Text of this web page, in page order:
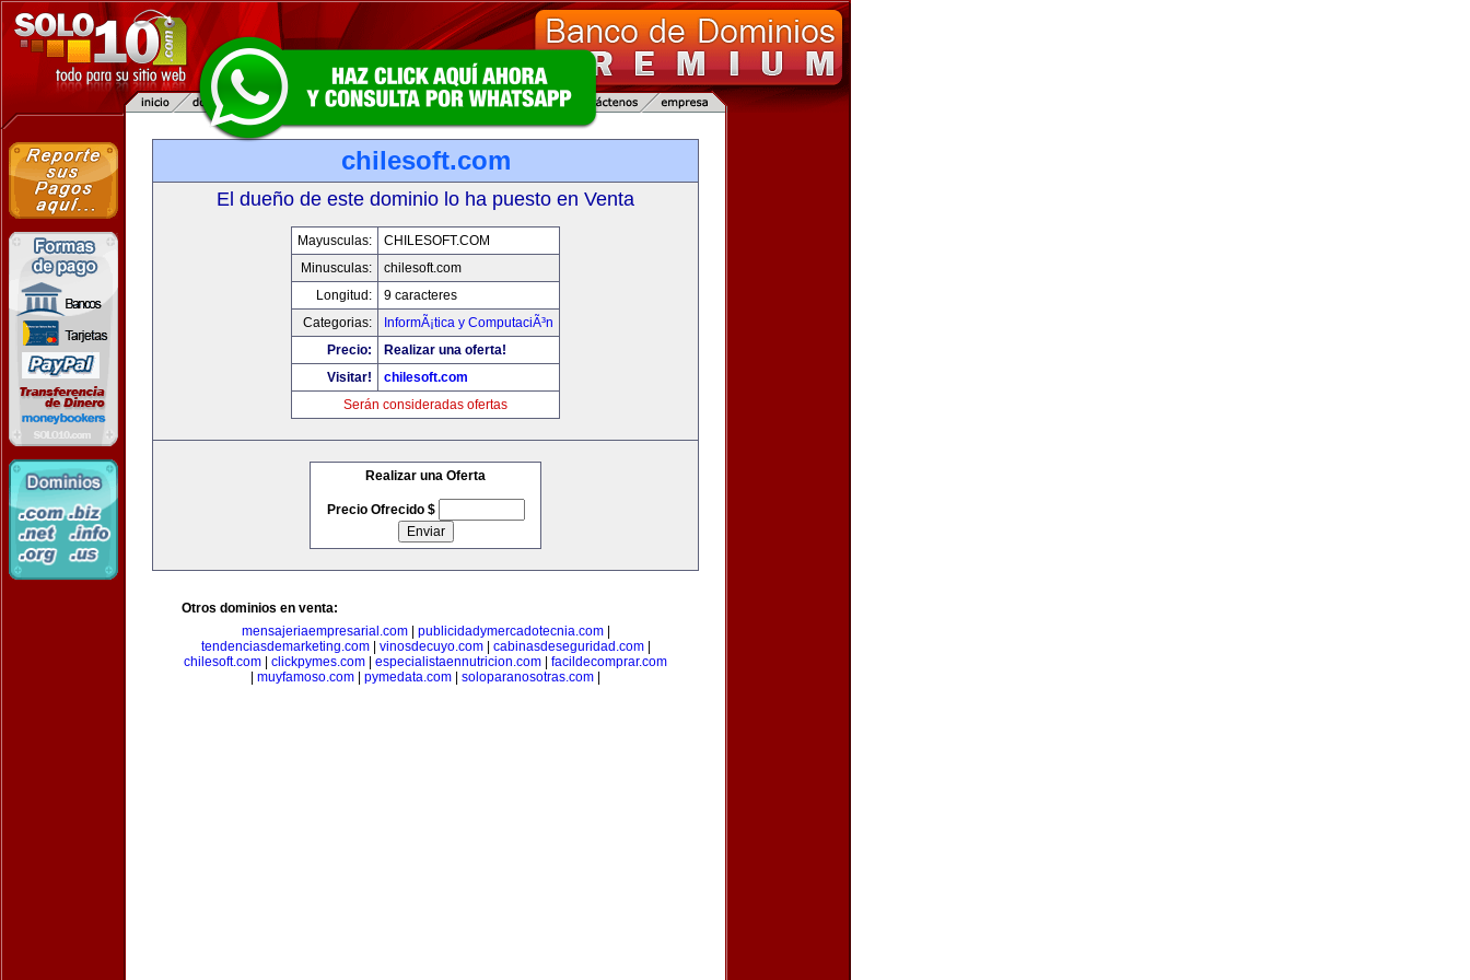
chilesoft.com
El dueño de este dominio lo ha puesto en Venta
Mayusculas:
CHILESOFT.COM
Minusculas:
chilesoft.com
Longitud:
9 caracteres
Categorias:
InformÃ¡tica y ComputaciÃ³n
Precio:
Realizar una oferta!
Visitar!
chilesoft.com
Serán consideradas ofertas
Realizar una Oferta
Precio Ofrecido $
Otros dominios en venta:
mensajeriaempresarial.com| publicidadymercadotecnia.com|
tendenciasdemarketing.com| vinosdecuyo.com| cabinasdeseguridad.com|
chilesoft.com
clickpymes.com especialistaennutricion.com
facildecomprar.com
muyfamoso.com pymedata.com soloparanosotras.com